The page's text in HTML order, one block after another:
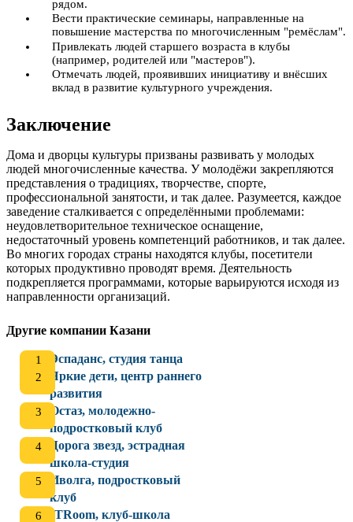
рядом.
Вести практические семинары, направленные на
повышение мастерства по многочисленным "ремёслам".
Привлекать людей старшего возраста в клубы
(например, родителей или "мастеров").
Отмечать людей, проявивших инициативу и внёсших
вклад в развитие культурного учреждения.
Заключение
Дома и дворцы культуры призваны развивать у молодых
людей многочисленные качества. У молодёжи закрепляются
представления о традициях, творчестве, спорте,
профессиональной занятости, и так далее. Разумеется, каждое
заведение сталкивается с определёнными проблемами:
неудовлетворительное техническое оснащение,
недостаточный уровень компетенций работников, и так далее.
Во многих городах страны находятся клубы, посетители
которых продуктивно проводят время. Деятельность
подкрепляется программами, которые варьируются исходя из
направленности организаций.
Другие компании Казани
Эспаданс, студия танца
Яркие дети, центр раннего
развития
Остаз, молодежно-
подростковый клуб
Дорога звезд, эстрадная
школа-студия
Иволга, подростковый
клуб
ITRoom, клуб-школа